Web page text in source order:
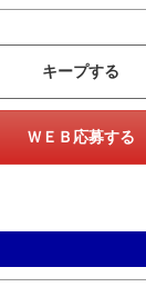
キープする
ＷＥＢ応募する